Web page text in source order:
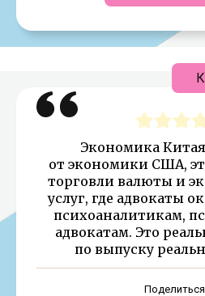
Экономика
от экономики США,
торговли валюты и
услуг, где адвокаты
психоаналитикам,
адвокатам. Это
по выпуску